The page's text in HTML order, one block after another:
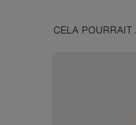
CELA POURRAIT